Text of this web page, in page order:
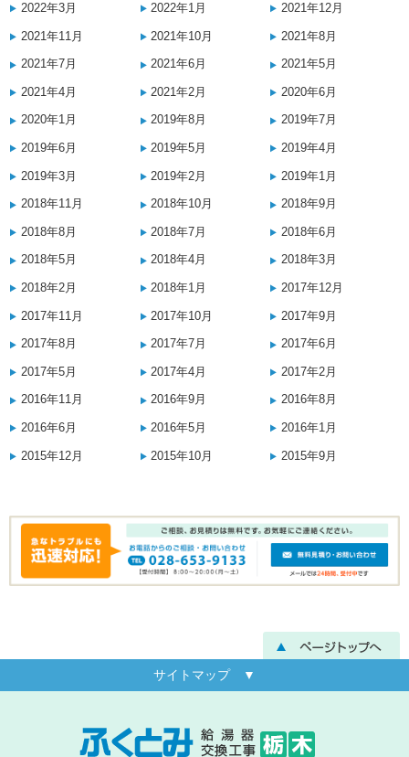
2022年3月 2022年1月 2021年12月
2021年11月 2021年10月 2021年8月
2021年7月 2021年6月 2021年5月
2021年4月 2021年2月 2020年6月
2020年1月 2019年8月 2019年7月
2019年6月 2019年5月 2019年4月
2019年3月 2019年2月 2019年1月
2018年11月 2018年10月 2018年9月
2018年8月 2018年7月 2018年6月
2018年5月 2018年4月 2018年3月
2018年2月 2018年1月 2017年12月
2017年11月 2017年10月 2017年9月
2017年8月 2017年7月 2017年6月
2017年5月 2017年4月 2017年2月
2016年11月 2016年9月 2016年8月
2016年6月 2016年5月 2016年1月
2015年12月 2015年10月 2015年9月
サイトマップ ▼